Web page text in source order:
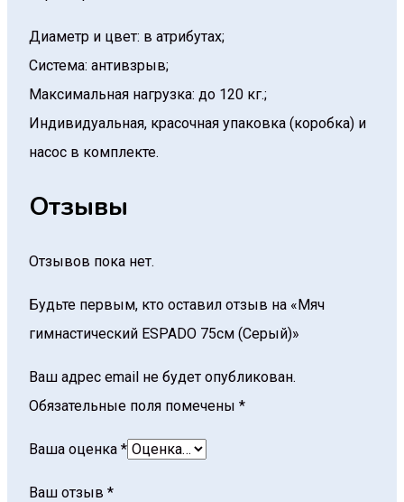
Диаметр и цвет: в атрибутах;
Система: антивзрыв;
Максимальная нагрузка: до 120 кг.;
Индивидуальная, красочная упаковка (коробка) и
насос в комплекте.
Отзывы
Отзывов пока нет.
Будьте первым, кто оставил отзыв на «Мяч
гимнастический ESPADO 75см (Серый)»
Ваш адрес email не будет опубликован.
Обязательные поля помечены *
Ваша оценка *
Ваш отзыв *